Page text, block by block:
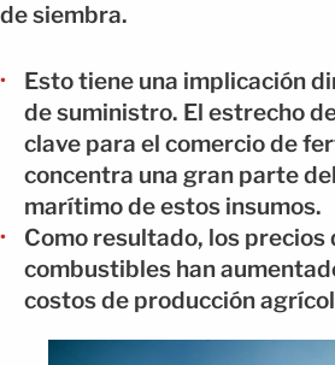
de siembra.
Esto tiene una implicación
de suministro. El estrecho
clave para el comercio de
concentra una gran parte
marítimo de estos insumos.
Como resultado, los
combustibles han
costos de producción